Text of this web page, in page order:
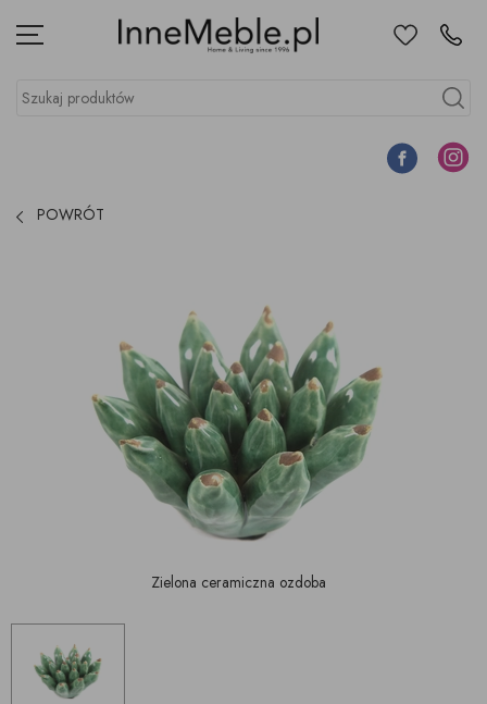
Menu UlubioneKontakt
Szukaj produktów
Szukaj
Facebook
POWRÓT
Zielona ceramiczna ozdoba